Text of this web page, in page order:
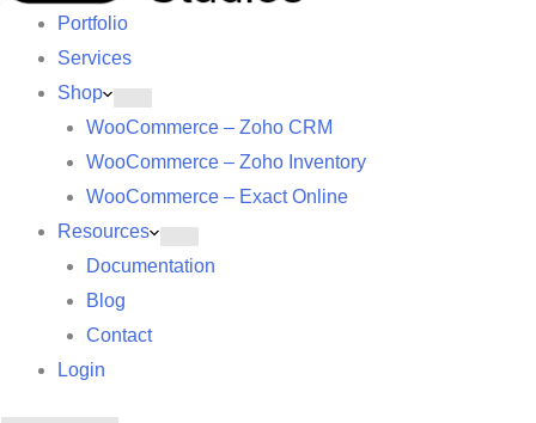
Portfolio
Services
Shop
WooCommerce – Zoho CRM
WooCommerce – Zoho Inventory
WooCommerce – Exact Online
Resources
Documentation
Blog
Contact
Login